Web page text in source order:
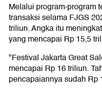
Melalui program-program
transaksi selama FJGS
triliun. Angka itu
yang mencapai Rp 15,5
"Festival Jakarta Great
mencapai Rp 16 triliun.
pencapaiannya sudah Rp